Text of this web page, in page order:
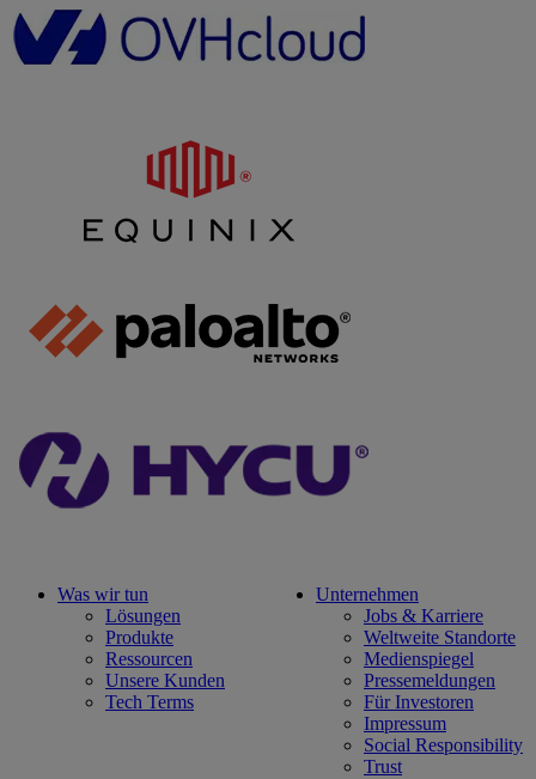
Was wir tun
Lösungen
Produkte
Ressourcen
Unsere Kunden
Tech Terms
Unternehmen
Jobs & Karriere
Weltweite Standorte
Medienspiegel
Pressemeldungen
Für Investoren
Impressum
Social Responsibility
Trust